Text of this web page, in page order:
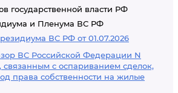
государственной власти РФ
и Пленума ВС РФ
ВС РФ от 01.07.2026
ВС Российской Федерации N
связанным с оспариванием сделок,
права собственности на жилые